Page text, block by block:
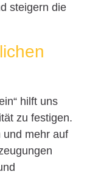
steigern die
hilft uns
zu festigen.
und mehr auf